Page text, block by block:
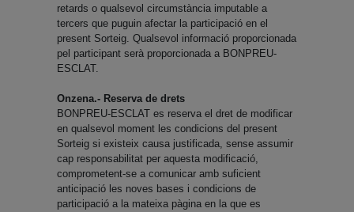
retards o qualsevol circumstància imputable a
tercers que puguin afectar la participació en el
present Sorteig. Qualsevol informació proporcionada
pel participant serà proporcionada a BONPREU-
ESCLAT.
Onzena.- Reserva de drets
BONPREU-ESCLAT es reserva el dret de modificar
en qualsevol moment les condicions del present
Sorteig si existeix causa justificada, sense assumir
cap responsabilitat per aquesta modificació,
comprometent-se a comunicar amb suficient
anticipació les noves bases i condicions de
participació a la mateixa pàgina en la que es